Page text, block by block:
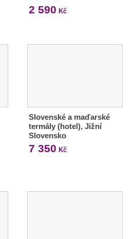
2 590 Kč
Slovenské a maďarské
termály (hotel), Jižní
Slovensko
7 350 Kč